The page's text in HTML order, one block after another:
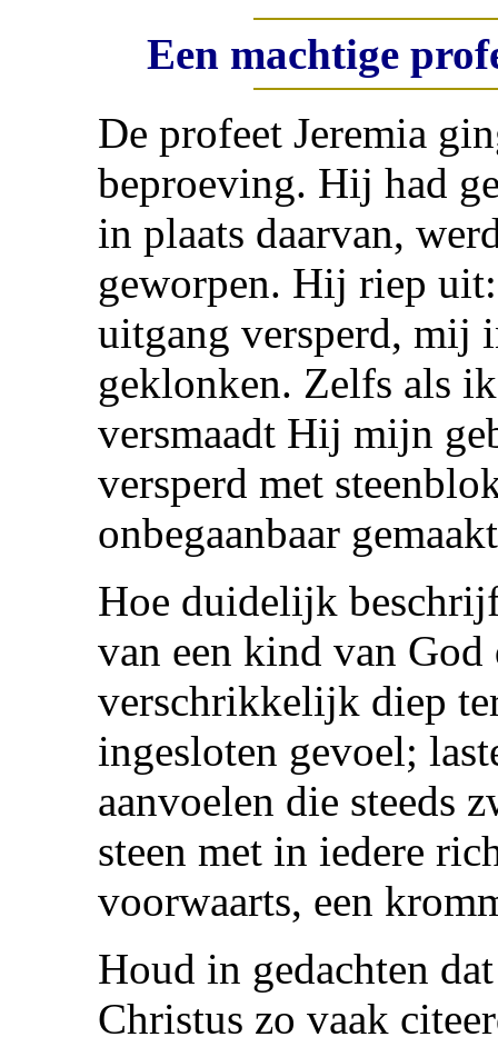
Een machtige
De profeet Jeremia
beproeving. Hij had
in plaats daarvan,
geworpen. Hij riep
uitgang versperd, mij
geklonken. Zelfs als
versmaadt Hij mijn
versperd met
onbegaanbaar
Hoe duidelijk
van een kind van
verschrikkelijk diep
ingesloten gevoel;
aanvoelen die steeds
steen met in iedere
voorwaarts, een
Houd in gedachten
Christus zo vaak